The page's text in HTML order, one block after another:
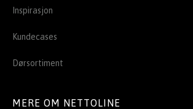
Inspirasjon
Kundecases
Dørsortiment
MERE OM NETTOLINE